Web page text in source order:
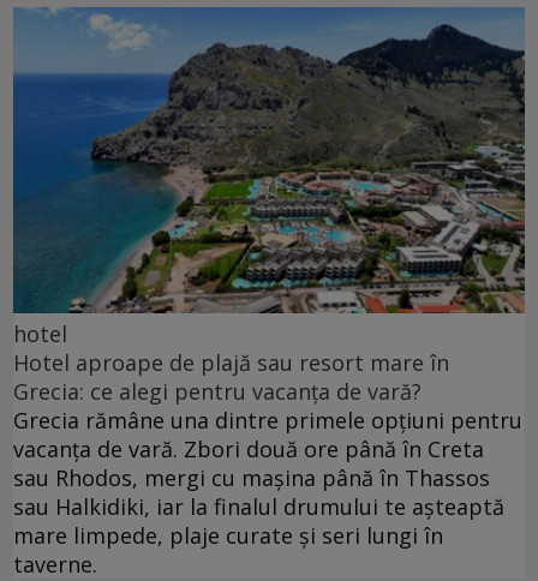
hotel
Hotel aproape de plajă sau resort mare în
Grecia: ce alegi pentru vacanța de vară?
Grecia rămâne una dintre primele opțiuni pentru
vacanța de vară. Zbori două ore până în Creta
sau Rhodos, mergi cu mașina până în Thassos
sau Halkidiki, iar la finalul drumului te așteaptă
mare limpede, plaje curate și seri lungi în
taverne.